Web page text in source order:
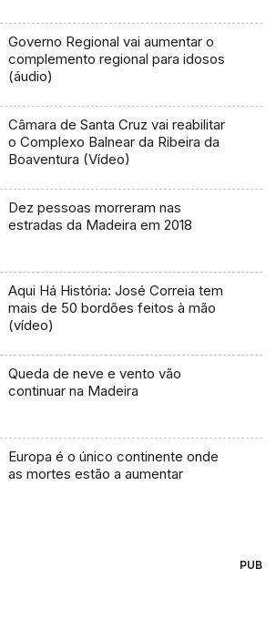
Governo Regional vai aumentar o
complemento regional para idosos
(áudio)
Câmara de Santa Cruz vai reabilitar
o Complexo Balnear da Ribeira da
Boaventura (Vídeo)
Dez pessoas morreram nas
estradas da Madeira em 2018
Aqui Há História: José Correia tem
mais de 50 bordões feitos à mão
(vídeo)
Queda de neve e vento vão
continuar na Madeira
Europa é o único continente onde
as mortes estão a aumentar
PUB